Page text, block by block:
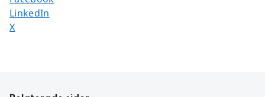
Dela sidan på
LinkedIn
Dela sidan på
X